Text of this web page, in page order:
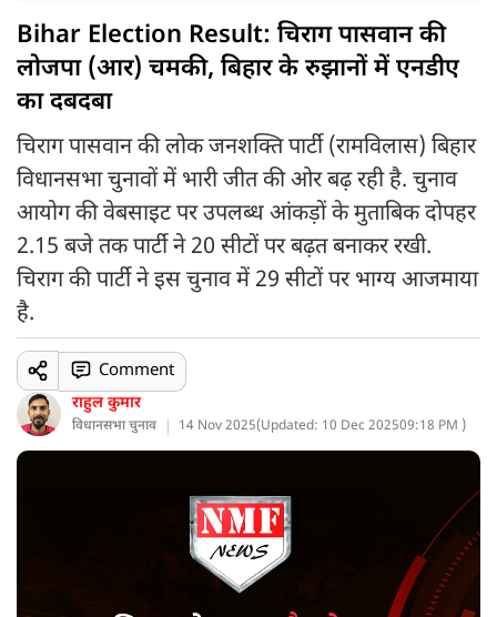
Bihar Election Result: चिराग पासवान की
लोजपा (आर) चमकी, बिहार के रुझानों में एनडीए
का दबदबा
चिराग पासवान की लोक जनशक्ति पार्टी (रामविलास) बिहार
विधानसभा चुनावों में भारी जीत की ओर बढ़ रही है. चुनाव
आयोग की वेबसाइट पर उपलब्ध आंकड़ों के मुताबिक दोपहर
2.15 बजे तक पार्टी ने 20 सीटों पर बढ़त बनाकर रखी.
चिराग की पार्टी ने इस चुनाव में 29 सीटों पर भाग्य आजमाया
है.
राहुल कुमार
विधानसभा चुनाव 14 Nov 2025(Updated: 10 Dec 202509:18 PM )
Comment